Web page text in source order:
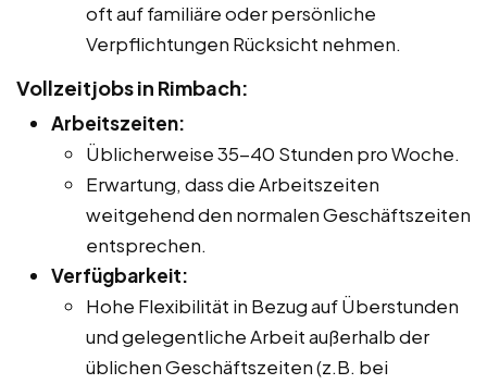
oft auf familiäre oder persönliche
Verpflichtungen Rücksicht nehmen.
Vollzeitjobs in Rimbach:
Arbeitszeiten:
Üblicherweise 35-40 Stunden pro Woche.
Erwartung, dass die Arbeitszeiten
weitgehend den normalen Geschäftszeiten
entsprechen.
Verfügbarkeit:
Hohe Flexibilität in Bezug auf Überstunden
und gelegentliche Arbeit außerhalb der
üblichen Geschäftszeiten (z.B. bei